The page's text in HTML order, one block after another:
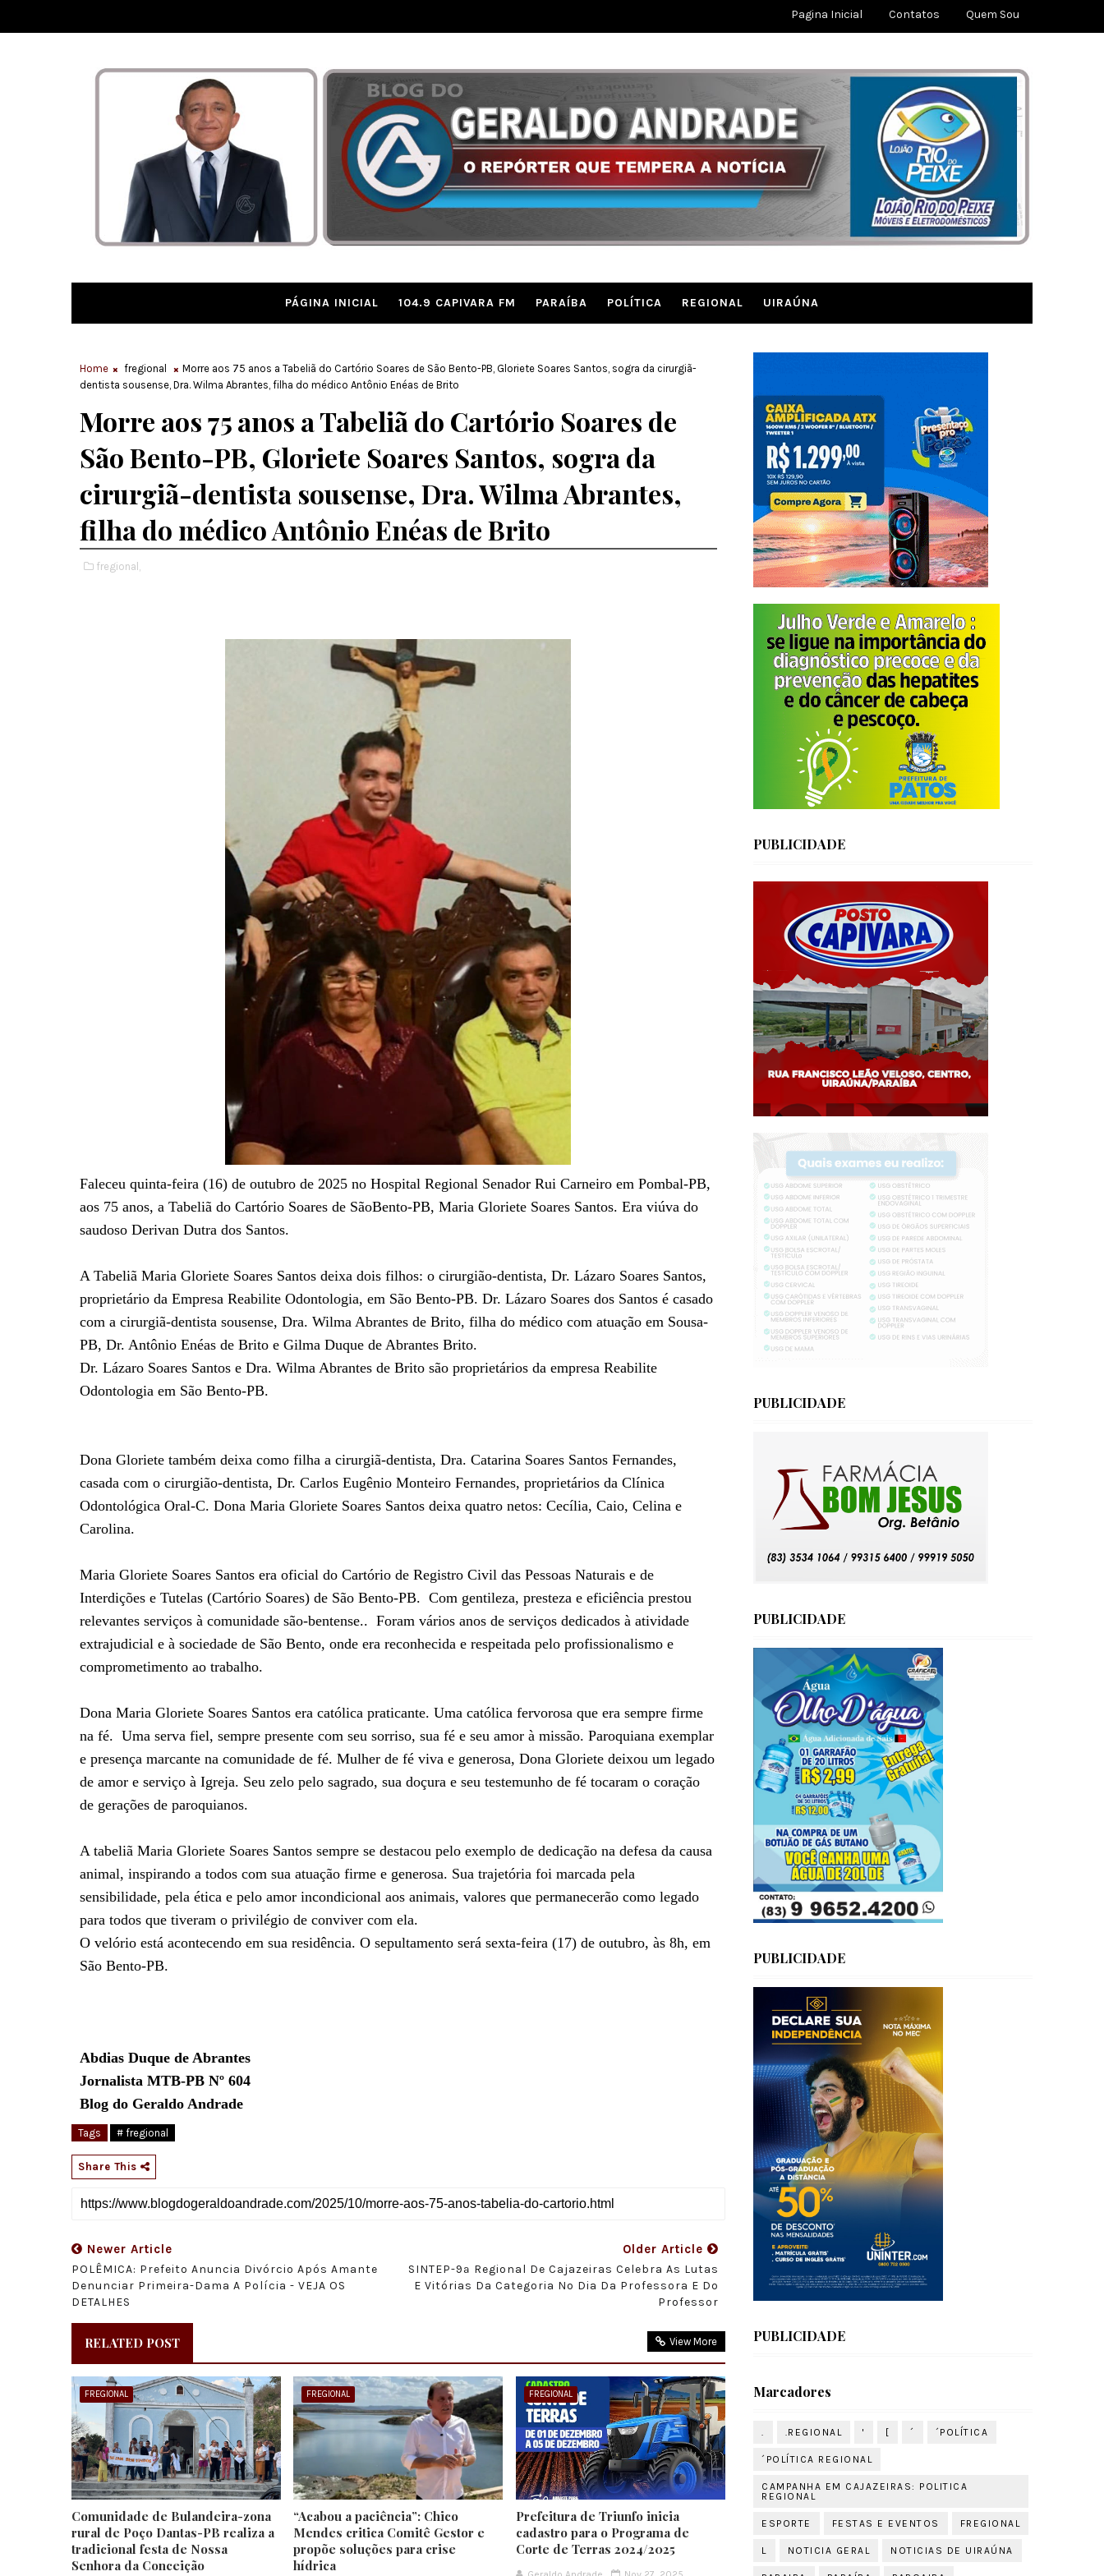
Pagina Inicial Contatos Quem Sou
PÁGINA INICIAL 104.9 CAPIVARA FM PARAÍBA POLÍTICA REGIONAL UIRAÚNA
Home fregional
Morre aos 75 anos a Tabeliã do Cartório Soares de São Bento-PB, Gloriete Soares Santos, sogra da cirurgiã-
dentista sousense, Dra. Wilma Abrantes, filha do médico Antônio Enéas de Brito
Morre aos 75 anos a Tabeliã do Cartório Soares de
São Bento-PB, Gloriete Soares Santos, sogra da
cirurgiã-dentista sousense, Dra. Wilma Abrantes,
filha do médico Antônio Enéas de Brito
fregional,
Faleceu quinta-feira (16) de outubro de 2025 no Hospital Regional Senador Rui Carneiro em Pombal-PB,
aos 75 anos, a Tabeliã do Cartório Soares de SãoBento-PB, Maria Gloriete Soares Santos. Era viúva do
saudoso Derivan Dutra dos Santos.
A Tabeliã Maria Gloriete Soares Santos deixa dois filhos: o cirurgião-dentista, Dr. Lázaro Soares Santos,
proprietário da Empresa Reabilite Odontologia, em São Bento-PB. Dr. Lázaro Soares dos Santos é casado
com a cirurgiã-dentista sousense, Dra. Wilma Abrantes de Brito, filha do médico com atuação em Sousa-
PB, Dr. Antônio Enéas de Brito e Gilma Duque de Abrantes Brito.
Dr. Lázaro Soares Santos e Dra. Wilma Abrantes de Brito são proprietários da empresa Reabilite
Odontologia em São Bento-PB.
Dona Gloriete também deixa como filha a cirurgiã-dentista, Dra. Catarina Soares Santos Fernandes,
casada com o cirurgião-dentista, Dr. Carlos Eugênio Monteiro Fernandes, proprietários da Clínica
Odontológica Oral-C. Dona Maria Gloriete Soares Santos deixa quatro netos: Cecília, Caio, Celina e
Carolina.
Maria Gloriete Soares Santos era oficial do Cartório de Registro Civil das Pessoas Naturais e de
Interdições e Tutelas (Cartório Soares) de São Bento-PB. Com gentileza, presteza e eficiência prestou
relevantes serviços à comunidade são-bentense.. Foram vários anos de serviços dedicados à atividade
extrajudicial e à sociedade de São Bento, onde era reconhecida e respeitada pelo profissionalismo e
comprometimento ao trabalho.
Dona Maria Gloriete Soares Santos era católica praticante. Uma católica fervorosa que era sempre firme
na fé. Uma serva fiel, sempre presente com seu sorriso, sua fé e seu amor à missão. Paroquiana exemplar
e presença marcante na comunidade de fé. Mulher de fé viva e generosa, Dona Gloriete deixou um legado
de amor e serviço à Igreja. Seu zelo pelo sagrado, sua doçura e seu testemunho de fé tocaram o coração
de gerações de paroquianos.
A tabeliã Maria Gloriete Soares Santos sempre se destacou pelo exemplo de dedicação na defesa da causa
animal, inspirando a todos com sua atuação firme e generosa. Sua trajetória foi marcada pela
sensibilidade, pela ética e pelo amor incondicional aos animais, valores que permanecerão como legado
para todos que tiveram o privilégio de conviver com ela.
O velório está acontecendo em sua residência. O sepultamento será sexta-feira (17) de outubro, às 8h, em
São Bento-PB.
Abdias Duque de Abrantes
Jornalista MTB-PB Nº 604
Blog do Geraldo Andrade
Tags # fregional
Share This
Newer Article
POLÊMICA: Prefeito Anuncia Divórcio Após Amante
Denunciar Primeira-Dama A Polícia - VEJA OS
DETALHES
Older Article
SINTEP-9ª Regional De Cajazeiras Celebra As Lutas
E Vitórias Da Categoria No Dia Da Professora E Do
Professor
RELATED POST View More
FREGIONAL
Comunidade de Bulandeira-zona
rural de Poço Dantas-PB realiza a
tradicional festa de Nossa
Senhora da Conceição
FREGIONAL
“Acabou a paciência”: Chico
Mendes critica Comitê Gestor e
propõe soluções para crise
hídrica
FREGIONAL
Prefeitura de Triunfo inicia
cadastro para o Programa de
Corte de Terras 2024/2025
PUBLICIDADE
PUBLICIDADE
PUBLICIDADE
PUBLICIDADE
PUBLICIDADE
Marcadores
. .REGIONAL ' [ ´ ´POLÍTICA
´POLÍTICA REGIONAL
CAMPANHA EM CAJAZEIRAS: POLITICA
REGIONAL
ESPORTE FESTAS E EVENTOS FREGIONAL
L NOTICIA GERAL NOTICIAS DE UIRAÚNA